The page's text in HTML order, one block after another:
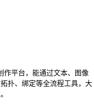
作平台，能通过文本、图像
扑、绑定等全流程工具，大